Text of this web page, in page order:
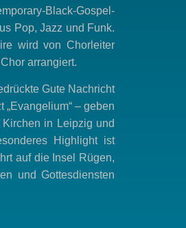
Black-Gospel-
Pop, Jazz und Funk.
wird von Chorleiter
arrangiert.
Gute Nachricht
„Evangelium“ – geben
in Leipzig und
Highlight ist
auf die Insel Rügen,
und Gottesdiensten